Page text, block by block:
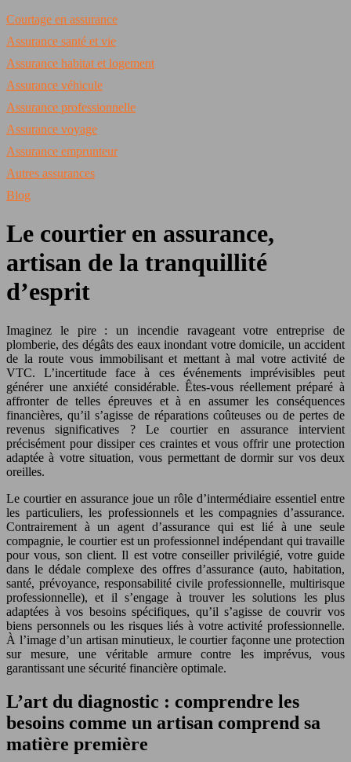
Courtage en assurance
Assurance santé et vie
Assurance habitat et logement
Assurance véhicule
Assurance professionnelle
Assurance voyage
Assurance emprunteur
Autres assurances
Blog
Le courtier en assurance,
artisan de la tranquillité
d’esprit
Imaginez le pire : un incendie ravageant votre entreprise de
plomberie, des dégâts des eaux inondant votre domicile, un accident
de la route vous immobilisant et mettant à mal votre activité de
VTC. L’incertitude face à ces événements imprévisibles peut
générer une anxiété considérable. Êtes-vous réellement préparé à
affronter de telles épreuves et à en assumer les conséquences
financières, qu’il s’agisse de réparations coûteuses ou de pertes de
revenus significatives ? Le courtier en assurance intervient
précisément pour dissiper ces craintes et vous offrir une protection
adaptée à votre situation, vous permettant de dormir sur vos deux
oreilles.
Le courtier en assurance joue un rôle d’intermédiaire essentiel entre
les particuliers, les professionnels et les compagnies d’assurance.
Contrairement à un agent d’assurance qui est lié à une seule
compagnie, le courtier est un professionnel indépendant qui travaille
pour vous, son client. Il est votre conseiller privilégié, votre guide
dans le dédale complexe des offres d’assurance (auto, habitation,
santé, prévoyance, responsabilité civile professionnelle, multirisque
professionnelle), et il s’engage à trouver les solutions les plus
adaptées à vos besoins spécifiques, qu’il s’agisse de couvrir vos
biens personnels ou les risques liés à votre activité professionnelle.
À l’image d’un artisan minutieux, le courtier façonne une protection
sur mesure, une véritable armure contre les imprévus, vous
garantissant une sécurité financière optimale.
L’art du diagnostic : comprendre les
besoins comme un artisan comprend sa
matière première